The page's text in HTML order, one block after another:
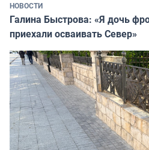
НОВОСТИ
Галина Быстрова: «Я дочь
приехали осваивать Север»